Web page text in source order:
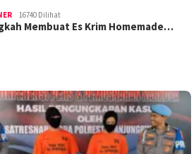
16740 Dilihat
Membuat Es Krim Homemade…